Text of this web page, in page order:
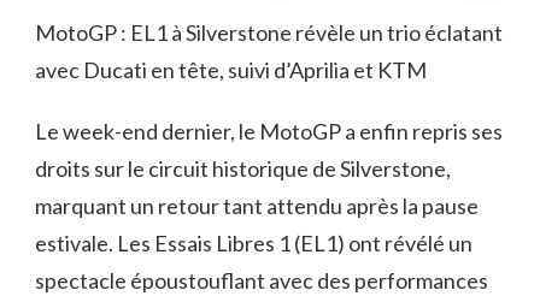
MotoGP : EL1 à Silverstone révèle un trio éclatant
avec Ducati en tête, suivi d’Aprilia et KTM
Le week-end dernier, le MotoGP a enfin repris ses
droits sur le circuit historique de Silverstone,
marquant un retour tant attendu après la pause
estivale. Les Essais Libres 1 (EL1) ont révélé un
spectacle époustouflant avec des performances